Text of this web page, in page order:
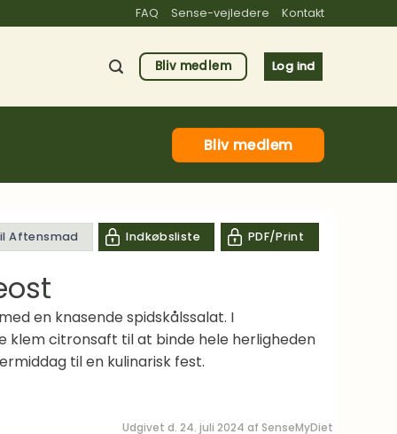
FAQ Sense-vejledere Kontakt
Bliv medlem Log ind
Bliv medlem
Aftensmad Indkøbsliste PDF/Print
en knasende spidskålssalat. I
klem citronsaft til at binde hele herligheden
til en kulinarisk fest.
Udgivet d. 24. juli 2024 af SenseMyDiet